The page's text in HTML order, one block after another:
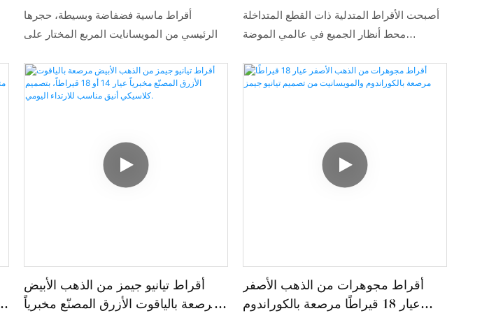
تعرض نماذج من الأقراط الماسية، زوج
من الأقراط العصرية عيار 4.4 قيراط
أقراط ماسية فضفاضة وبسيطة، حجرها
الرئيسي من المويسانايت المربع المختار على
عليها لمسة من الرقة والجمال.
من الذهب الأبيض عيار 14 قيراطًا،
أصبحت الأقراط المتدلية ذات القطع المتداخلة
محط أنظار الجميع في عالمي الموضة
المصنّع في المختبر بأشكال قطع متنوعة،
مرصعة في عناقيد، بالإضافة إلى خيارات تنسيق
أقراط تيانيو جيمز من الذهب الأبيض
مرصعة بالياقوت الأزرق المصنّع مخبرياً
أقراط مجوهرات من الذهب الأصفر
عيار 18 قيراطًا مرصعة بالكوراندوم